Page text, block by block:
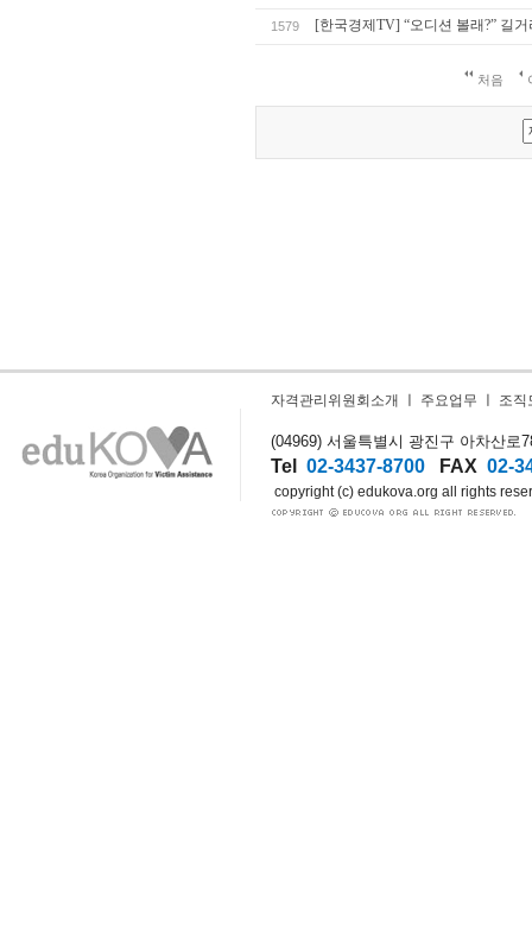
1579 [한국경제TV] “오디션 볼래?” 길
처음
자격관리위원회소개 주요업무 조직
(04969) 서울특별시 광진구 아차산로
Tel 02-3437-8700 FAX 02-
copyright (c) edukova.org all rights